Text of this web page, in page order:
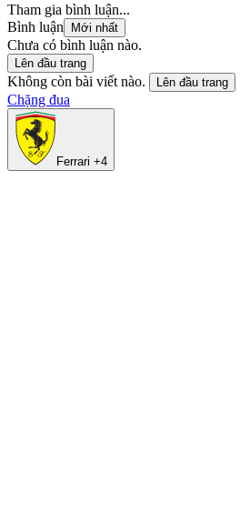
Tham gia bình luận...
Bình luận
Mới nhất
Chưa có bình luận nào.
Lên đầu trang
Không còn bài viết nào. Lên đầu trang
Chặng đua
Ferrari +4